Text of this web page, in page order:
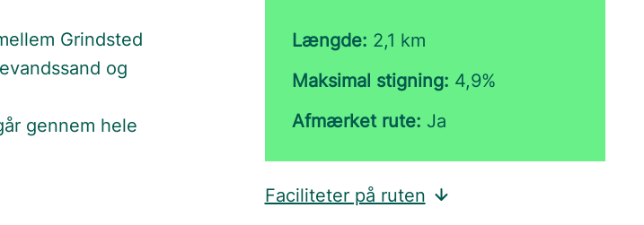
Grindsted
og
gennem hele
Længde: 2,1 km
Maksimal stigning: 4,9%
Afmærket rute: Ja
Faciliteter på ruten